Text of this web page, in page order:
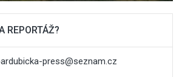
REPORTÁŽ?
press@seznam.cz